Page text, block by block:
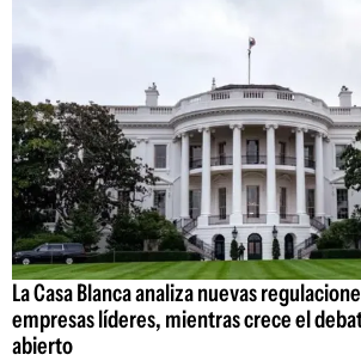
La Casa Blanca analiza nuevas
empresas líderes, mientras crece el
abierto